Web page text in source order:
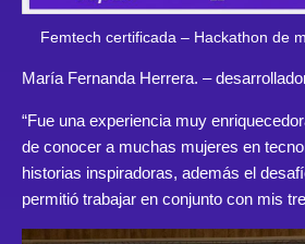
Femtech certificada – Hackathon de
María Fernanda Herrera. –
“Fue una experiencia muy
de conocer a muchas mujeres en
historias inspiradoras, además el
permitió trabajar en conjunto con mis